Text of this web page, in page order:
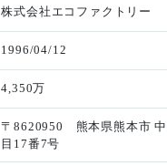
株式会社エコファクトリー
1996/04/12
4,350万
〒8620950 熊本県熊本市
目17番7号